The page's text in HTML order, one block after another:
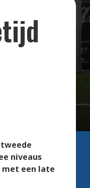
niveaus
met een late